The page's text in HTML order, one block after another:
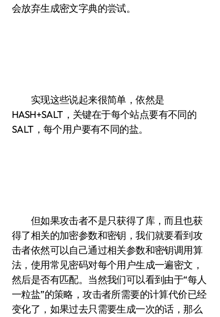
会放弃生成密文字典的尝试。
实现这些说起来很简单，依然是
HASH+SALT，关键在于每个站点要有不同的
SALT，每个用户要有不同的盐。
但如果攻击者不是只获得了库，而且也获
得了相关的加密参数和密钥，我们就要看到攻
击者依然可以自己通过相关参数和密钥调用算
法，使用常见密码对每个用户生成一遍密文，
然后是否有匹配。当然我们可以看到由于“每人
一粒盐”的策略，攻击者所需要的计算代价已经
变化了，如果过去只需要生成一次的话，那么